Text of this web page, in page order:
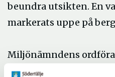
beundra utsikten. En
markerats uppe på
Miljönämndens
inviger reservatet.